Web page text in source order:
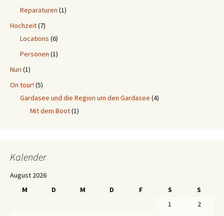
Reparaturen (1)
Hochzeit(7)
Locations (6)
Personen (1)
Nuri (1)
On tour! (5)
Gardasee und die Region um den Gardasee (4)
Mit dem Boot(1)
Kalender
August 2026
M
D M D F S
S
1
2